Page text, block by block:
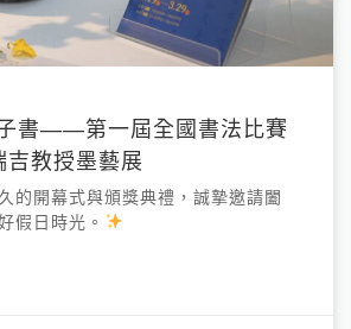
書——第一屆全國書法比賽
吉教授墨藝展
的開幕式與頒獎典禮，誠摯邀請闔
假日時光。